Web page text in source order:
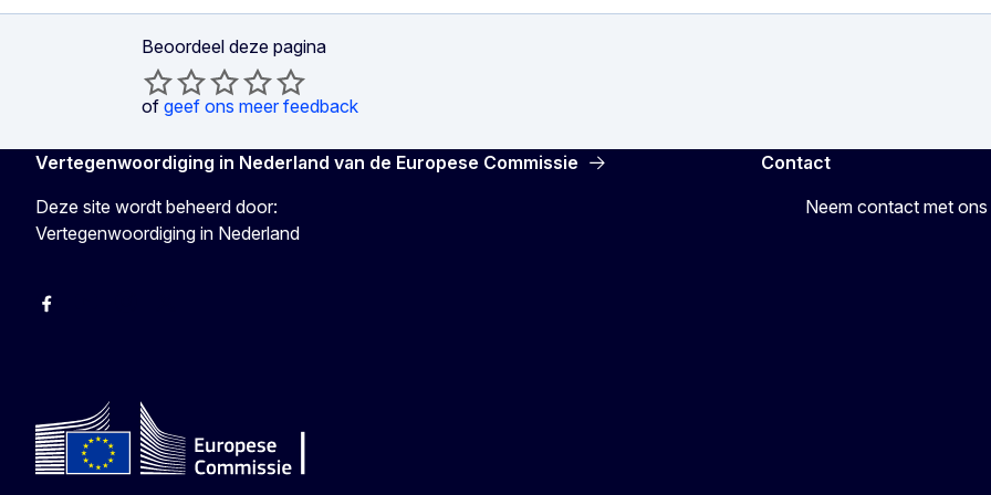
Beoordeel deze pagina
of geef ons meer feedback
Vertegenwoordiging in Nederland van de Europese Commissie
Deze site wordt beheerd door:
Vertegenwoordiging in Nederland
Facebook
Contact
Neem contact met